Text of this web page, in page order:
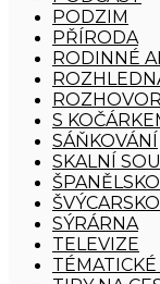
PODZIM
PŘÍRODA
RODINNÉ
S
SÁŇKOVÁNÍ
SKALNÍ
ŠPANĚLSKO
ŠVÝCARSKO
SÝRÁRNA
TELEVIZE